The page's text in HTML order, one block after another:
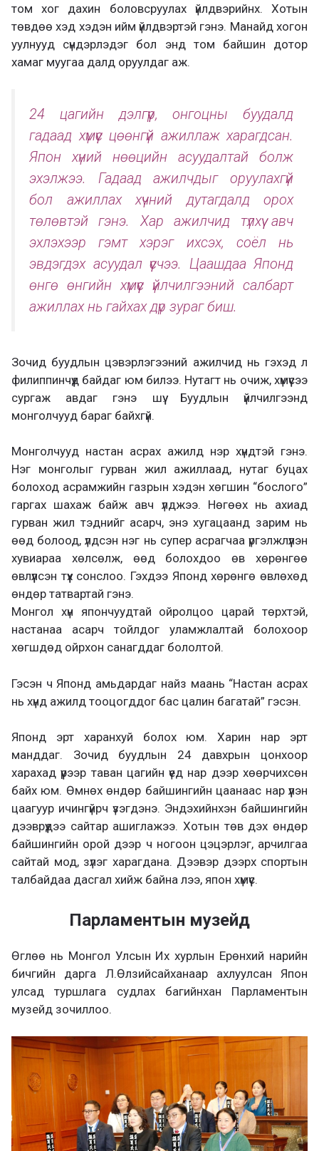
том хог дахин боловсруулах үйлдвэрийнх. Хотын
төвдөө хэд хэдэн ийм үйлдвэртэй гэнэ. Манайд хогон
уулнууд сүндэрлэдэг бол энд том байшин дотор
хамаг муугаа далд оруулдаг аж.
24 цагийн дэлгүүр, онгоцны буудалд
гадаад хүмүүс цөөнгүй ажиллаж харагдсан.
Япон хүний нөөцийн асуудалтай болж
эхэлжээ. Гадаад ажилчдыг оруулахгүй
бол ажиллах хүчний дутагдалд орох
төлөвтэй гэнэ. Хар ажилчид түлхүү авч
эхлэхээр гэмт хэрэг ихсэх, соёл нь
эвдэгдэх асуудал үүсчээ. Цаашдаа Японд
өнгө өнгийн хүмүүс үйлчилгээний салбарт
ажиллах нь гайхах дүр зураг биш.
Зочид буудлын цэвэрлэгээний ажилчид нь гэхэд л
филиппинчүүд байдаг юм билээ. Нутагт нь очиж, хүмүүсээ
сургаж авдаг гэнэ шүү. Буудлын үйлчилгээнд
монголчууд бараг байхгүй.
Монголчууд настан асрах ажилд нэр хүндтэй гэнэ.
Нэг монголыг гурван жил ажиллаад, нутаг буцах
болоход асрамжийн газрын хэдэн хөгшин “бослого”
гаргах шахаж байж авч үлджээ. Нөгөөх нь ахиад
гурван жил тэднийг асарч, энэ хугацаанд зарим нь
өөд болоод, үлдсэн нэг нь супер асрагчаа үргэлжлүүлэн
хувиараа хөлсөлж, өөд болохдоо өв хөрөнгөө
өвлүүлсэн түүх сонслоо. Гэхдээ Японд хөрөнгө өвлөхөд
өндөр татвартай гэнэ.
Монгол хүн япончуудтай ойролцоо царай төрхтэй,
настанаа асарч тойлдог уламжлалтай болохоор
хөгшдөд ойрхон санагддаг бололтой.
Гэсэн ч Японд амьдардаг найз маань “Настан асрах
нь хүнд ажилд тооцогддог бас цалин багатай” гэсэн.
Японд эрт харанхуй болох юм. Харин нар эрт
манддаг. Зочид буудлын 24 давхрын цонхоор
харахад үүрээр таван цагийн үед нар дээр хөөрчихсөн
байх юм. Өмнөх өндөр байшингийн цаанаас нар үүлэн
цаагуур ичингүйрч үзэгдэнэ. Эндэхийнхэн байшингийн
дээврүүдээ сайтар ашиглажээ. Хотын төв дэх өндөр
байшингийн орой дээр ч ногоон цэцэрлэг, арчилгаа
сайтай мод, зүлэг харагдана. Дээвэр дээрх спортын
талбайдаа дасгал хийж байна лээ, япон хүмүүс.
Парламентын музейд
Өглөө нь Монгол Улсын Их хурлын Ерөнхий нарийн
бичгийн дарга Л.Өлзийсайханаар ахлуулсан Япон
улсад туршлага судлах багийнхан Парламентын
музейд зочиллоо.